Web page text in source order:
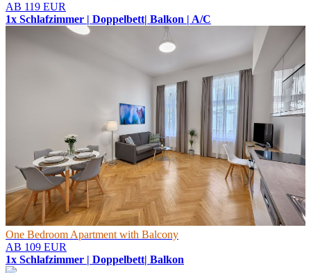
AB 119 EUR
1x Schlafzimmer | Doppelbett| Balkon | A/C
One Bedroom Apartment with Balcony
AB 109 EUR
1x Schlafzimmer | Doppelbett| Balkon